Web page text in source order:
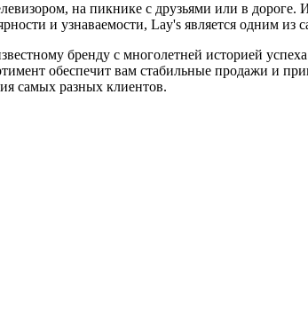
на пикнике с друзьями или в
и узнаваемости, Lay's является одним из
бренду с многолетней историей
обеспечит вам стабильные продажи и
самых разных клиентов.